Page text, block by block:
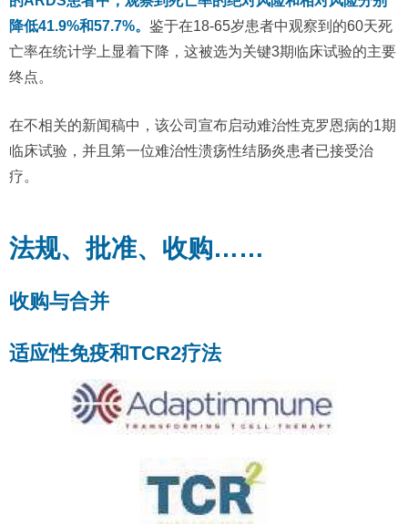
降低41.9%和57.7%。 鉴于在18-65岁患者中观察到的60天死
亡率在统计学上显着下降，这被选为关键3期临床试验的主要
终点。
在不相关的新闻稿中，该公司宣布启动难治性克罗恩病的1期
临床试验，并且第一位难治性溃疡性结肠炎患者已接受治
疗。
法规、批准、收购……
收购与合并
适应性免疫和TCR2疗法